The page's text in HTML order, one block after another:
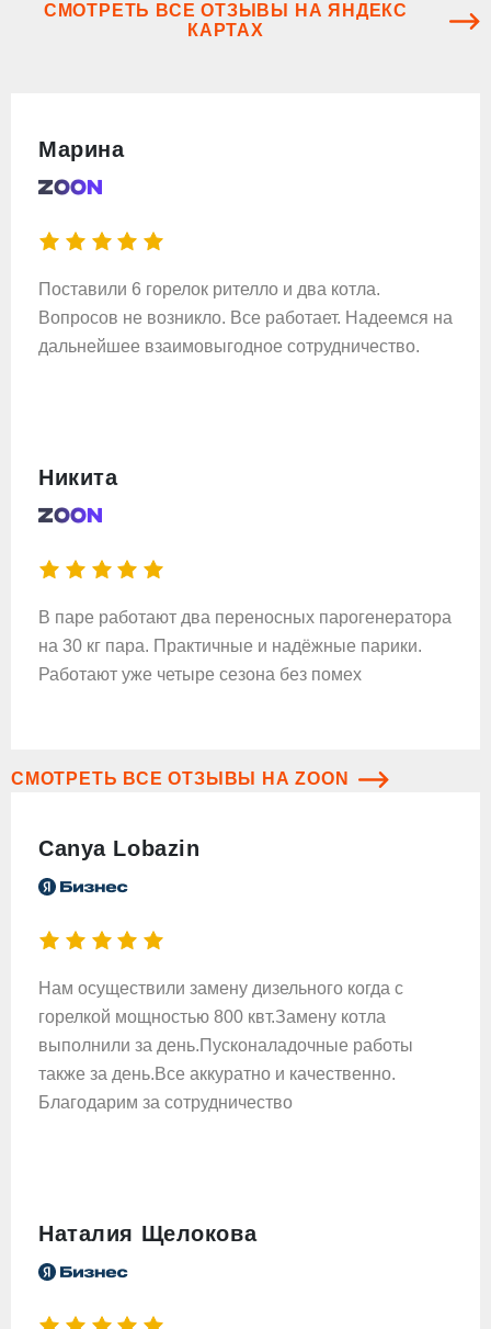
СМОТРЕТЬ ВСЕ ОТЗЫВЫ НА ЯНДЕКС
КАРТАХ
Марина
Поставили 6 горелок рителло и два котла.
Вопросов не возникло. Все работает. Надеемся на
дальнейшее взаимовыгодное сотрудничество.
Никита
В паре работают два переносных парогенератора
на 30 кг пара. Практичные и надёжные парики.
Работают уже четыре сезона без помех
СМОТРЕТЬ ВСЕ ОТЗЫВЫ НА ZOON
Canya Lobazin
Нам осуществили замену дизельного когда с
горелкой мощностью 800 квт.Замену котла
выполнили за день.Пусконаладочные работы
также за день.Все аккуратно и качественно.
Благодарим за сотрудничество
Наталия Щелокова